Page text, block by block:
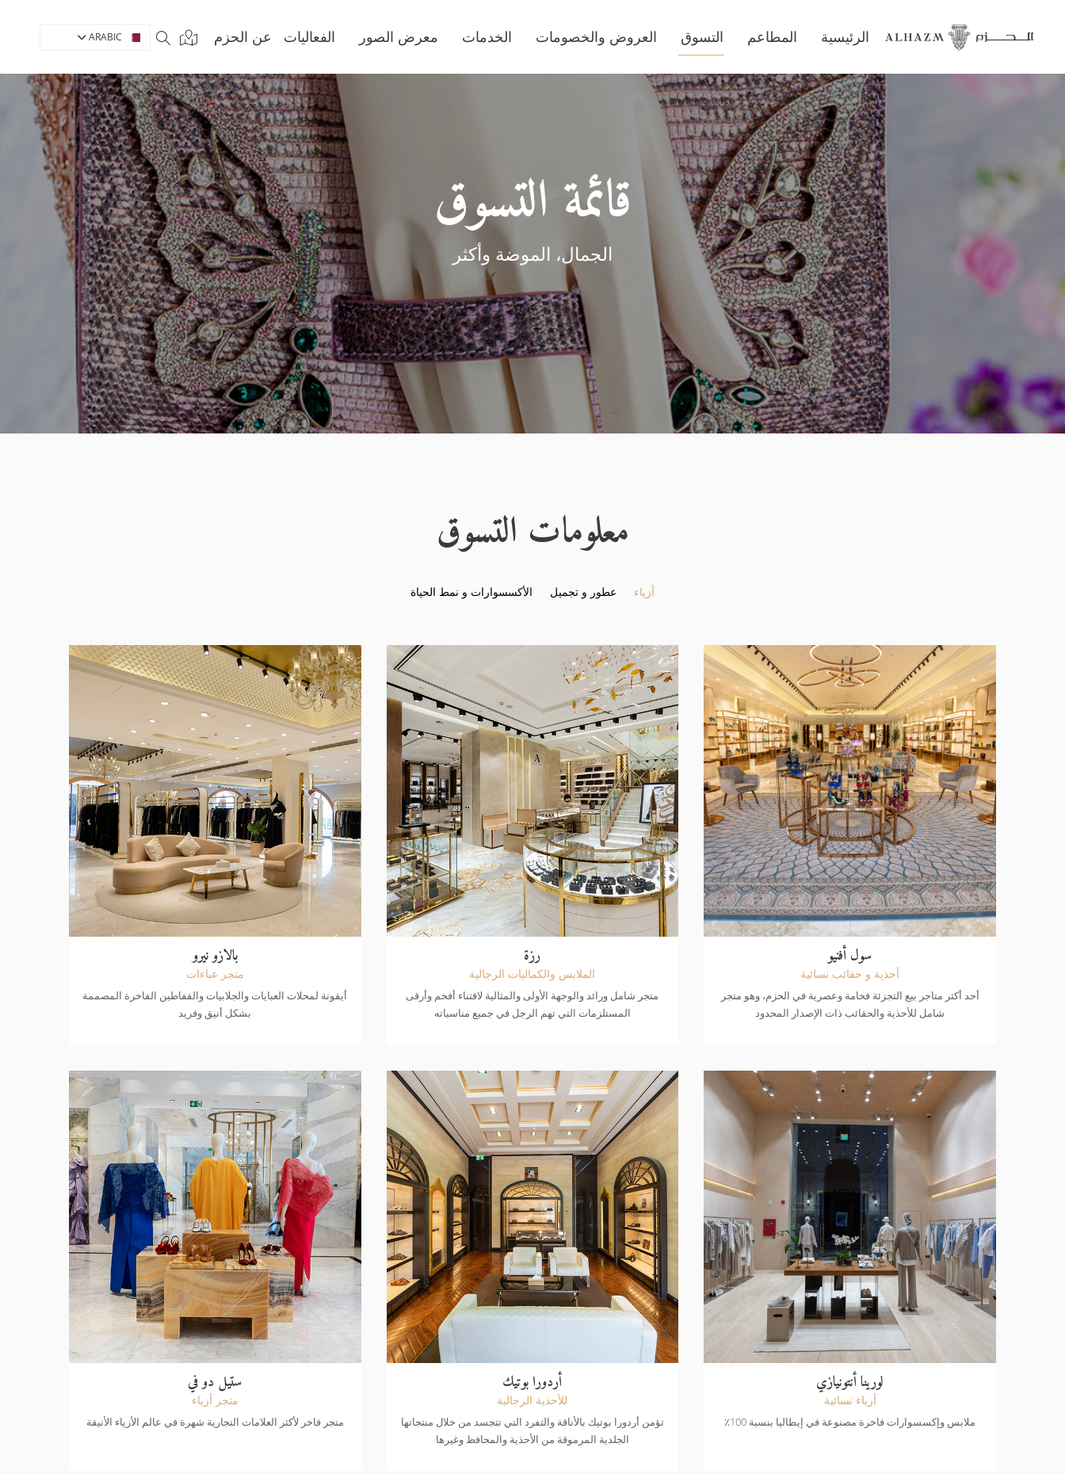
الرئيسية المطاعم التسوق العروض والخصومات الخدمات معرض الصور الفعاليات عن الحزم ARABIC
قائمة التسوق
الجمال، الموضة وأكثر
معلومات التسوق
أزياء عطور و تجميل الأكسسوارات و نمط الحياة
بالازو نيرو
متجر عباءات
أيقونة لمحلات العبايات والجلابيات والقفاطين الفاخرة المصممة
بشكل أنيق وفريد
رزة
الملابس والكماليات الرجالية
متجر شامل ورائد والوجهة الأولى والمثالية لاقتناء أفخم وأرقى
المستلزمات التي تهم الرجل في جميع مناسباته
سول أفنيو
أحذية و حقائب نسائية
أحد أكثر متاجر بيع التجزئة فخامة وعصرية في الحزم، وهو متجر
شامل للأحذية والحقائب ذات الإصدار المحدود
ستيل دو في
متجر أزياء
متجر فاخر لأكثر العلامات التجارية شهرة في عالم الأزياء الأنيقة
أردورا بوتيك
للأحذية الرجالية
تؤمن أردورا بوتيك بالأناقة والتفرد التي تتجسد من خلال منتجاتها
الجلدية المرموقة من الأحذية والمحافظ وغيرها
لورينا أنتونيازي
أزياء نسائية
ملابس وإكسسوارات فاخرة مصنوعة في إيطاليا بنسبة 100٪